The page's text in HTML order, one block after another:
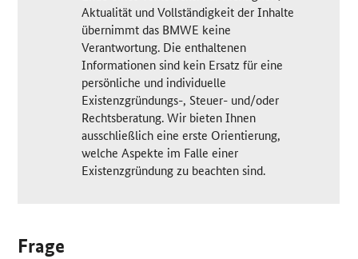
Aktualität und Vollständigkeit der Inhalte
übernimmt das BMWE keine
Verantwortung. Die enthaltenen
Informationen sind kein Ersatz für eine
persönliche und individuelle
Existenzgründungs-, Steuer- und/oder
Rechtsberatung. Wir bieten Ihnen
ausschließlich eine erste Orientierung,
welche Aspekte im Falle einer
Existenzgründung zu beachten sind.
Frage